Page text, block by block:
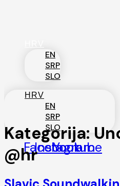
EN
SRP
SLO
HRV
EN
SRP
SLO
Facebook
Instagram
Youtube
Kategorija:
@hr